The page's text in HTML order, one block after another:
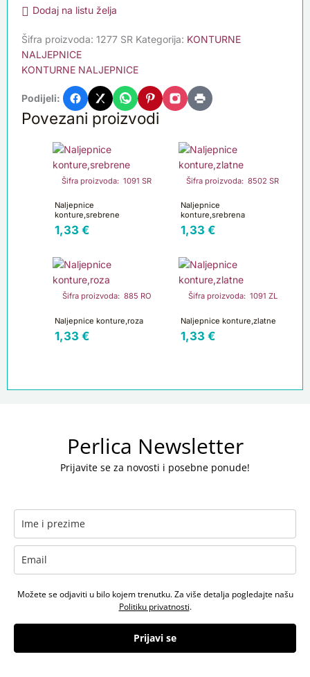
Dodaj na listu želja
Šifra proizvoda: 1277 SR Kategorija: KONTURNE
NALJEPNICE
KONTURNE NALJEPNICE
Podijeli:
Povezani proizvodi
Šifra proizvoda: 1091 SR
Naljepnice
konture,srebrene
1,33 €
Šifra proizvoda: 8502 SR
Naljepnice
konture,srebrena
1,33 €
Šifra proizvoda: 885 RO
Naljepnice konture,roza
1,33 €
Šifra proizvoda: 1091 ZL
Naljepnice konture,zlatne
1,33 €
Perlica Newsletter
Prijavite se za novosti i posebne ponude!
Možete se odjaviti u bilo kojem trenutku. Za više detalja pogledajte našu
Politiku privatnosti.
Prijavi se